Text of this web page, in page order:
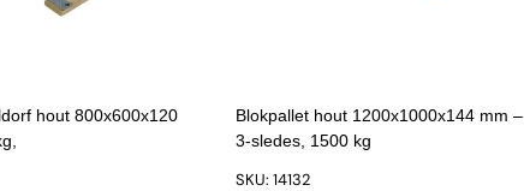
hout 800x600x120
Blokpallet hout 1200x1000x144 mm –
3-sledes, 1500 kg
SKU: 14132